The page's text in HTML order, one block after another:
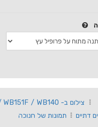
צילום ב- WB150 / WB150F / WB152 / WB152F / WB151 / WB151F / WB140
דתיים תמונות של חנוכה